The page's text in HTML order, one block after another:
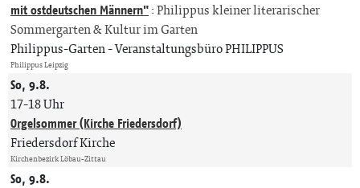
mit ostdeutschen Männern":Philippus kleiner literarischer
Sommergarten & Kultur im Garten
Philippus-Garten Veranstaltungsbüro PHILIPPUS
Philippus Leipzig
So, 9.8.
17-18 Uhr
Orgelsommer (Kirche Friedersdorf)
Friedersdorf Kirche
Kirchenbezirk Löbau-Zittau
So, 9.8.